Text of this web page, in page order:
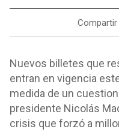
Compartir
Nuevos billetes que
entran en vigencia
medida de un
presidente Nicolás
crisis que forzó a